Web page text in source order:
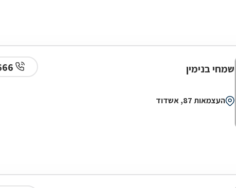
שמחי בנימין
העצמאות 87, אשדוד